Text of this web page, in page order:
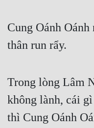
Truyện Dịch
Truyện Nhập Môn
Xa Lộ Dịch
Cung Đấu
Cung Oánh
thân run rẩy.
Trong lòng Lâm
không lành, cái
thì Cung Oánh